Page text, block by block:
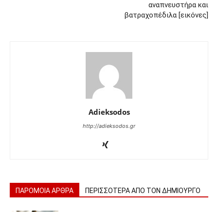
αναπνευστήρα και
βατραχοπέδιλα [εικόνες]
Adieksodos
http://adieksodos.gr
ΠΑΡΟΜΟΙΑ ΑΡΘΡΑ ΠΕΡΙΣΣΟΤΕΡΑ ΑΠΟ ΤΟΝ ΔΗΜΙΟΥΡΓΟ